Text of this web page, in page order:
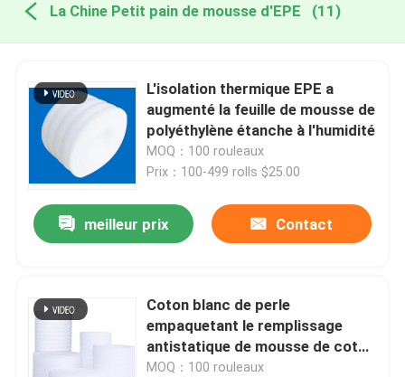
La Chine Petit pain de mousse d'EPE (11)
L'isolation thermique EPE a
augmenté la feuille de mousse de
polyéthylène étanche à l'humidité
MOQ：100 rouleaux
Prix：100-499 rolls $25.00
meilleur prix Contact
Coton blanc de perle
empaquetant le remplissage
antistatique de mousse de coton
de perle de 1.2m
MOQ：100 rouleaux